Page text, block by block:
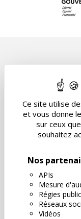
Ce site utilise
et vous donne
sur ceux
souhaitez
Nos
APIs
Mesure
Régies
Réseaux
Vidéos